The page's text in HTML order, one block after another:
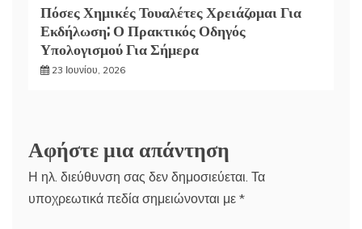
Πόσες Χημικές Τουαλέτες Χρειάζομαι Για
Εκδήλωση; Ο Πρακτικός Οδηγός
Υπολογισμού Για Σήμερα
23 Ιουνίου, 2026
Αφήστε μια απάντηση
Η ηλ. διεύθυνση σας δεν δημοσιεύεται. Τα
υποχρεωτικά πεδία σημειώνονται με *